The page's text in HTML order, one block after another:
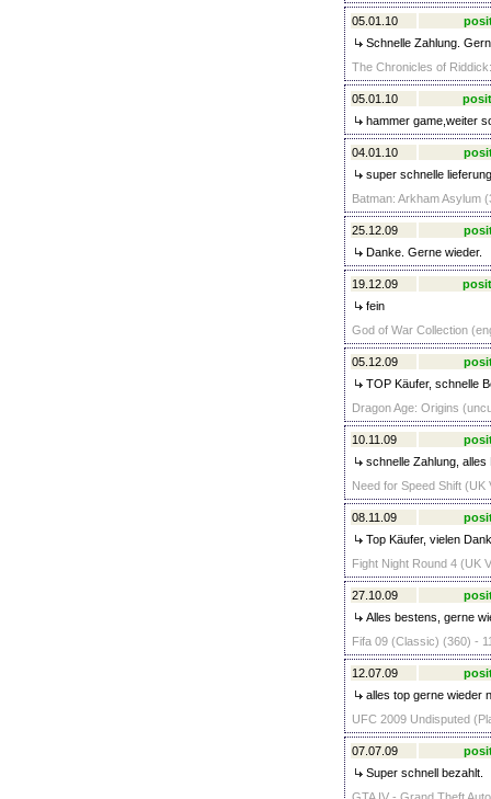
05.01.10
Schnelle Zahlung.
The Chronicles of
05.01.10
hammer game,weiter
04.01.10
super schnelle
Batman: Arkham Asylum
25.12.09
Danke. Gerne wieder.
19.12.09
fein
God of War Collection
05.12.09
TOP Käufer, schnelle
Dragon Age: Origins
10.11.09
schnelle Zahlung, alles
Need for Speed Shift
08.11.09
Top Käufer, vielen
Fight Night Round 4 (UK
27.10.09
Alles bestens, gerne
Fifa 09 (Classic) (360) -
12.07.09
alles top gerne wieder
UFC 2009 Undisputed
07.07.09
Super schnell bezahlt.